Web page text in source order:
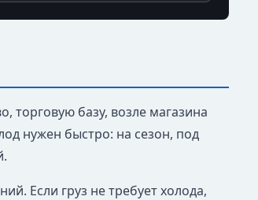
торговую базу, возле магазина
нужен быстро: на сезон, под
Если груз не требует холода,